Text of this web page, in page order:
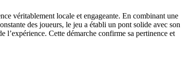
véritablement locale et engageante. En combinant une
des joueurs, le jeu a établi un pont solide avec son
l’expérience. Cette démarche confirme sa pertinence et